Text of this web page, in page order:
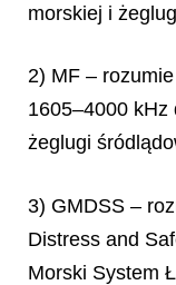
morskiej i
2) MF –
1605–4000 kHz
żeglugi
3) GMDSS –
Distress and
Morski System